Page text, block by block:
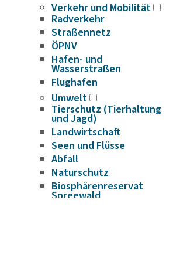
Verkehr und Mobilität
Radverkehr
Straßennetz
ÖPNV
Hafen- und
Wasserstraßen
Flughafen
Umwelt
Tierschutz (Tierhaltung
und Jagd)
Landwirtschaft
Seen und Flüsse
Abfall
Naturschutz
Biosphärenreservat
Spreewald